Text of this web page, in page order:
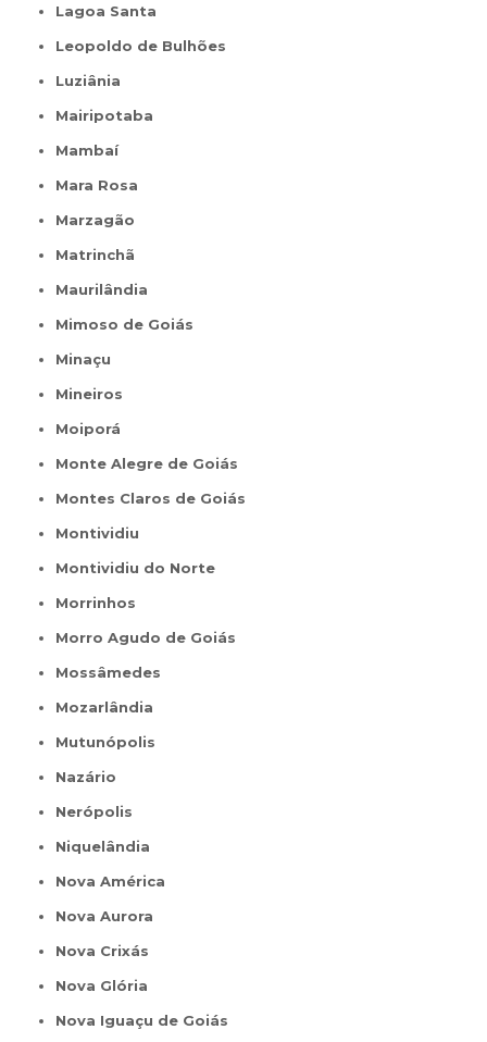
Lagoa Santa
Leopoldo de Bulhões
Luziânia
Mairipotaba
Mambaí
Mara Rosa
Marzagão
Matrinchã
Maurilândia
Mimoso de Goiás
Minaçu
Mineiros
Moiporá
Monte Alegre de Goiás
Montes Claros de Goiás
Montividiu
Montividiu do Norte
Morrinhos
Morro Agudo de Goiás
Mossâmedes
Mozarlândia
Mutunópolis
Nazário
Nerópolis
Niquelândia
Nova América
Nova Aurora
Nova Crixás
Nova Glória
Nova Iguaçu de Goiás